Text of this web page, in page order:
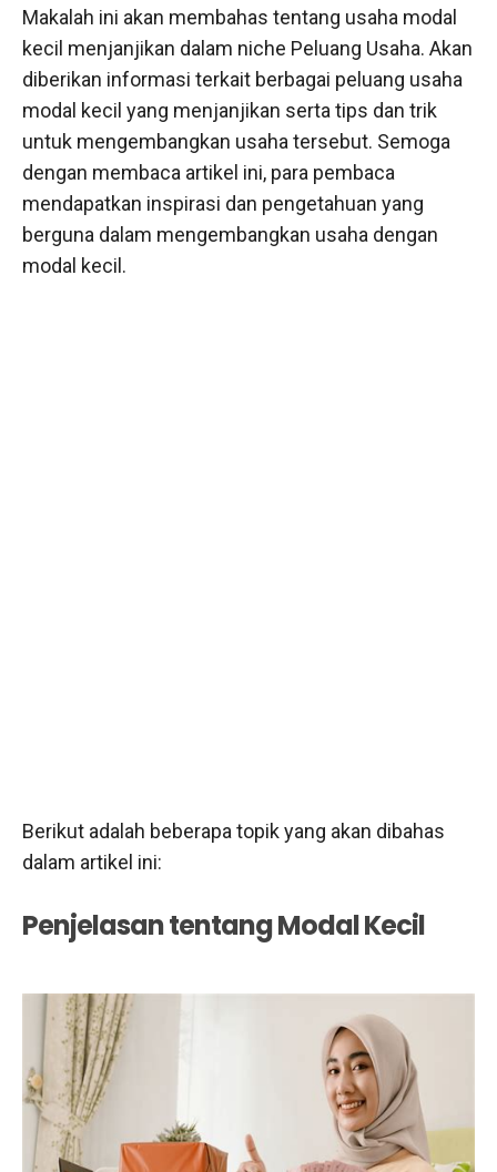
Makalah ini akan membahas tentang usaha modal
kecil menjanjikan dalam niche Peluang Usaha. Akan
diberikan informasi terkait berbagai peluang usaha
modal kecil yang menjanjikan serta tips dan trik
untuk mengembangkan usaha tersebut. Semoga
dengan membaca artikel ini, para pembaca
mendapatkan inspirasi dan pengetahuan yang
berguna dalam mengembangkan usaha dengan
modal kecil.
Berikut adalah beberapa topik yang akan dibahas
dalam artikel ini:
Penjelasan tentang Modal Kecil